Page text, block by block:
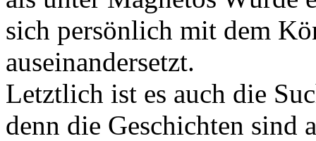
sich persönlich mit dem
auseinandersetzt.
Letztlich ist es auch die
denn die Geschichten sind